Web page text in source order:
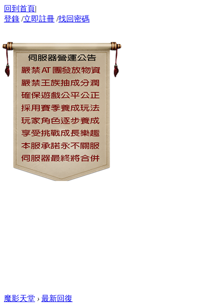
回到首頁|
登錄 /立即註冊 /找回密碼
魔影天堂 › 最新回復